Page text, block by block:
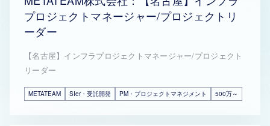
プロジェクトマネージャー/プロジェクトリ
ーダー
【名古屋】インフラプロジェクトマネージャー/プロジェクト
リーダー
METATEAM SIer・受託開発 PM・プロジェクトマネジメント 500万～